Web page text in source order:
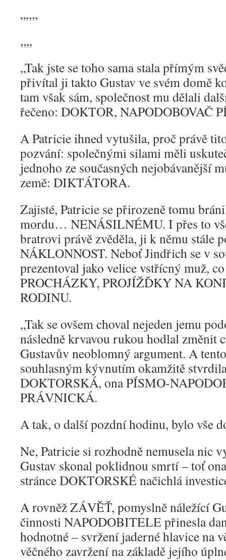
„,,,,
,,„
„Tak jste se toho sama stala přímým
přivítal ji takto Gustav ve svém domě
tam však sám, společnost mu dělali
řečeno: DOKTOR, NAPODOBOVAČ
A Patricie ihned vytušila, proč právě
pozvání: společnými silami měli
jednoho ze současných nejobávanější
země: DIKTÁTORA.
Zajisté, Patricie se přirozeně tomu
mordu… NENÁSILNÉMU. I přes to
bratrovi právě zvěděla, ji k němu stále
NÁKLONNOST. Neboť Jindřich se v
prezentoval jako velice vstřícný muž,
PROCHÁZKY, PROJÍŽĎKY NA
RODINU.
„Tak se ovšem choval nejeden jemu
následně krvavou rukou hodlal změnit
Gustavův neoblomný argument. A
souhlasným kývnutím okamžitě
DOKTORSKÁ, ona PÍSMO-
PRÁVNICKÁ.
A tak, o další pozdní hodinu, bylo vše
Ne, Patricie si rozhodně nemusela nic
Gustav skonal poklidnou smrtí – toť
stránce DOKTORSKÉ načichlá
A rovněž ZÁVĚŤ, pomyslně náležící
činnosti NAPODOBITELE přinesla
hodnotné – svržení jaderné hlavice na
věčného zavržení na základě jejího